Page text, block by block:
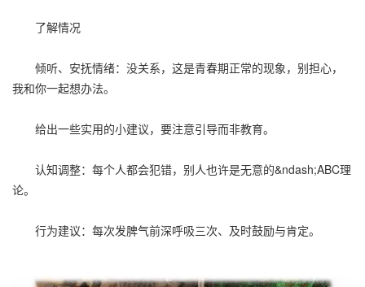
了解情况
倾听、安抚情绪：没关系，这是青春期正常的现象，别担心，
我和你一起想办法。
给出一些实用的小建议，要注意引导而非教育。
认知调整：每个人都会犯错，别人也许是无意的&ndash;ABC理
论。
行为建议：每次发脾气前深呼吸三次、及时鼓励与肯定。